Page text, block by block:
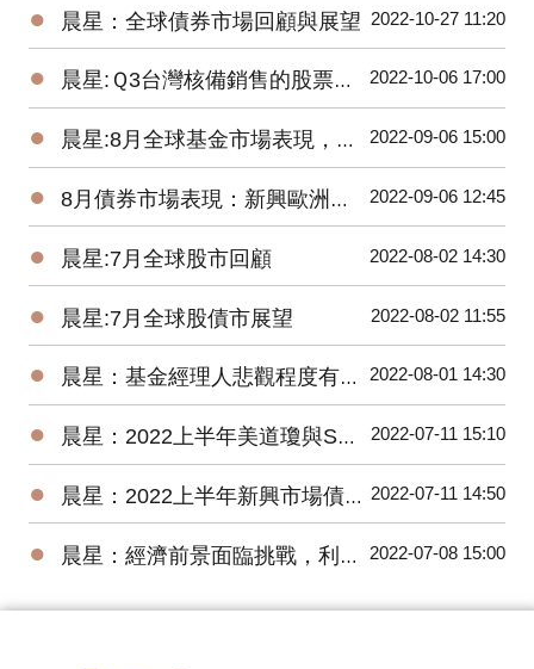
● 晨星：全球債券市場回顧與展望 2022-10-27 11:20
● 晨星:Ｑ3台灣核備銷售的股票型基金虧損8.77%，債券型基金虧損5.61% 2022-10-06 17:00
● 晨星:8月全球基金市場表現，能源基金逆勢上漲2.8%、貴金屬基金下跌7.9% 2022-09-06 15:00
● 8月債券市場表現：新興歐洲債券基金交出17.58%高報酬令人驚艷 2022-09-06 12:45
● 晨星:7月全球股市回顧 2022-08-02 14:30
● 晨星:7月全球股債市展望 2022-08-02 11:55
● 晨星：基金經理人悲觀程度有史以來最高，關注企業獲利揭示的未來方向 2022-08-01 14:30
● 晨星：2022上半年美道瓊與S&P500 數下跌15.30%、20.56%，台股基金平均報酬率為-22.18% 2022-07-11 15:10
● 晨星：2022上半年新興市場債券基金因俄羅斯債券跌幅最深 2022-07-11 14:50
● 晨星：經濟前景面臨挑戰，利率將進一步上升 2022-07-08 15:00